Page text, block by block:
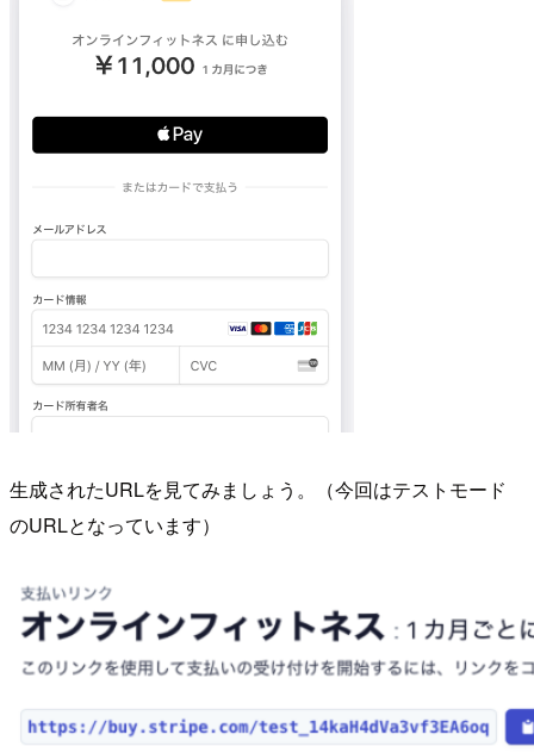
生成されたURLを見てみましょう。（今回はテストモード
のURLとなっています）